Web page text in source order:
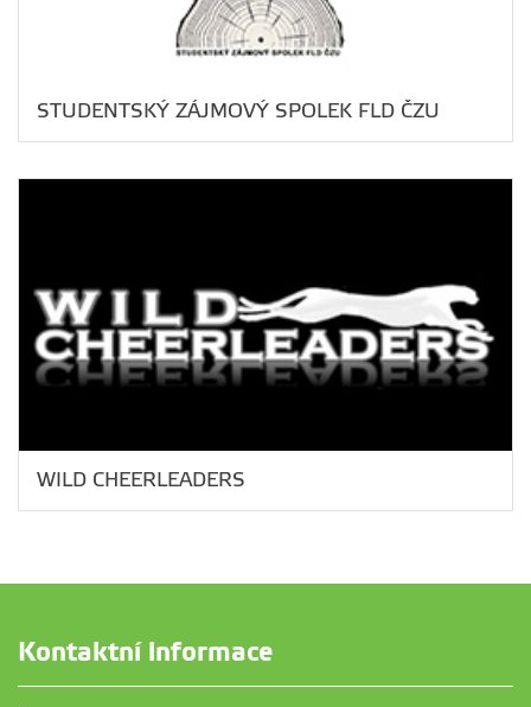
STUDENTSKÝ ZÁJMOVÝ SPOLEK FLD ČZU
WILD CHEERLEADERS
Kontaktní informace